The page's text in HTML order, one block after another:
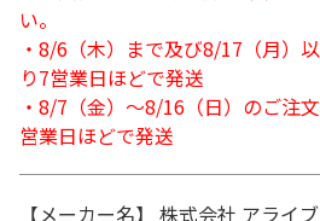
い。
・8/6（木）まで及び8/17（月）
り7営業日ほどで発送
・8/7（金）～8/16（日）のご注
営業日ほどで発送
【メーカー名】 株式会社 アライ